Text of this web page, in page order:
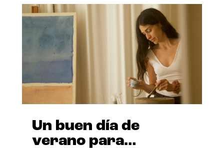
Un buen día de
verano para…